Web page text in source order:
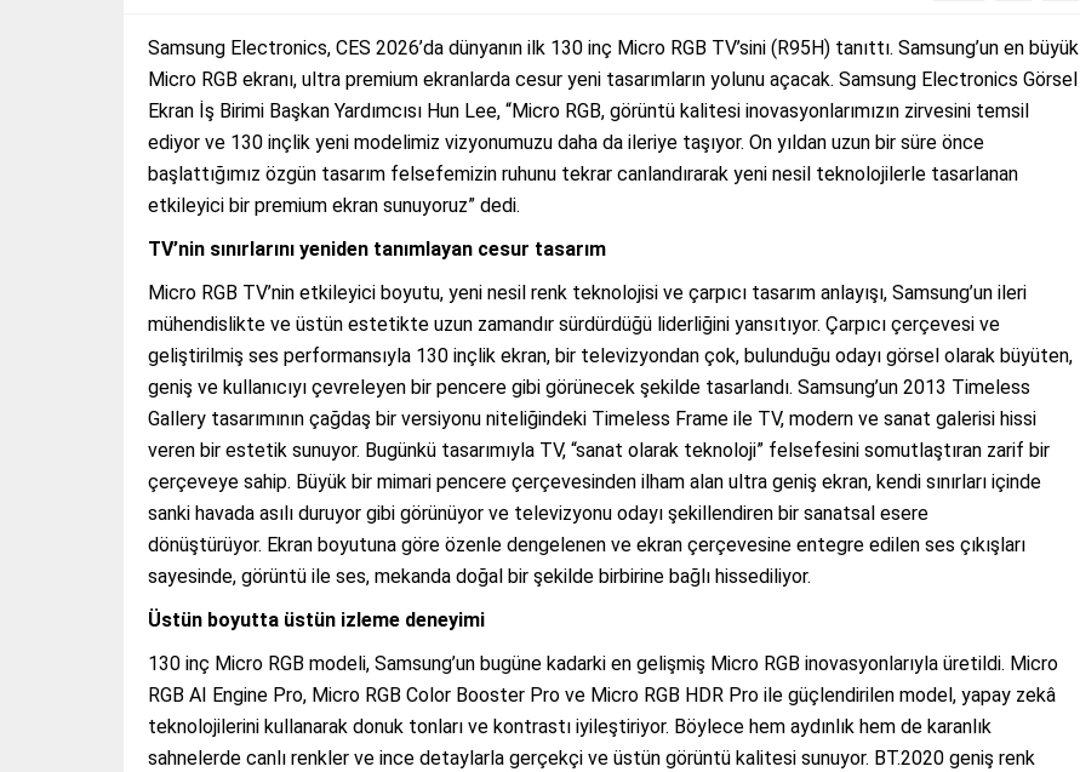
Samsung Electronics, CES 2026’da dünyanın ilk 130 inç Micro RGB TV’sini (R95H) tanıttı. Samsung’un en büyük
Micro RGB ekranı, ultra premium ekranlarda cesur yeni tasarımların yolunu açacak. Samsung Electronics Görsel
Ekran İş Birimi Başkan Yardımcısı Hun Lee, “Micro RGB, görüntü kalitesi inovasyonlarımızın zirvesini temsil
ediyor ve 130 inçlik yeni modelimiz vizyonumuzu daha da ileriye taşıyor. On yıldan uzun bir süre önce
başlattığımız özgün tasarım felsefemizin ruhunu tekrar canlandırarak yeni nesil teknolojilerle tasarlanan
etkileyici bir premium ekran sunuyoruz” dedi.
TV’nin sınırlarını yeniden tanımlayan cesur tasarım
Micro RGB TV’nin etkileyici boyutu, yeni nesil renk teknolojisi ve çarpıcı tasarım anlayışı, Samsung’un ileri
mühendislikte ve üstün estetikte uzun zamandır sürdürdüğü liderliğini yansıtıyor. Çarpıcı çerçevesi ve
geliştirilmiş ses performansıyla 130 inçlik ekran, bir televizyondan çok, bulunduğu odayı görsel olarak büyüten,
geniş ve kullanıcıyı çevreleyen bir pencere gibi görünecek şekilde tasarlandı. Samsung’un 2013 Timeless
Gallery tasarımının çağdaş bir versiyonu niteliğindeki Timeless Frame ile TV, modern ve sanat galerisi hissi
veren bir estetik sunuyor. Bugünkü tasarımıyla TV, “sanat olarak teknoloji” felsefesini somutlaştıran zarif bir
çerçeveye sahip. Büyük bir mimari pencere çerçevesinden ilham alan ultra geniş ekran, kendi sınırları içinde
sanki havada asılı duruyor gibi görünüyor ve televizyonu odayı şekillendiren bir sanatsal esere
dönüştürüyor. Ekran boyutuna göre özenle dengelenen ve ekran çerçevesine entegre edilen ses çıkışları
sayesinde, görüntü ile ses, mekanda doğal bir şekilde birbirine bağlı hissediliyor.
Üstün boyutta üstün izleme deneyimi
130 inç Micro RGB modeli, Samsung’un bugüne kadarki en gelişmiş Micro RGB inovasyonlarıyla üretildi. Micro
RGB AI Engine Pro, Micro RGB Color Booster Pro ve Micro RGB HDR Pro ile güçlendirilen model, yapay zekâ
teknolojilerini kullanarak donuk tonları ve kontrastı iyileştiriyor. Böylece hem aydınlık hem de karanlık
sahnelerde canlı renkler ve ince detaylarla gerçekçi ve üstün görüntü kalitesi sunuyor. BT.2020 geniş renk